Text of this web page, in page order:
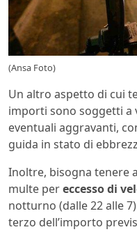
(Ansa Foto)
Un altro aspetto di cui
importi sono soggetti a
eventuali aggravanti,
guida in stato di
Inoltre, bisogna tenere
multe pereccesso di
notturno (dalle 22 alle
terzo dell’importo